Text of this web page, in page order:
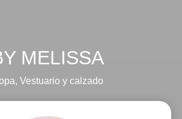
MELISSA
, Vestuario y calzado